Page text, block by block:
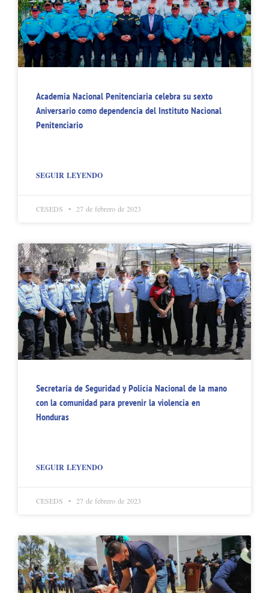
Academia Nacional Penitenciaria celebra su sexto
Aniversario como dependencia del Instituto Nacional
Penitenciario
SEGUIR LEYENDO
CESEDS 27 de febrero de 2023
Secretaría de Seguridad y Policía Nacional de la mano
con la comunidad para prevenir la violencia en
Honduras
SEGUIR LEYENDO
CESEDS 27 de febrero de 2023